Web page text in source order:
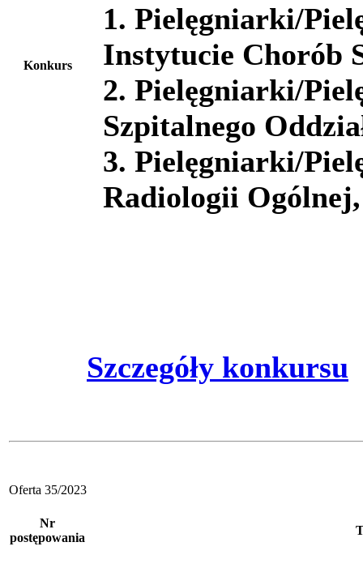
Konkurs
1. Pielęgniarki/
Instytucie Chorób
2. Pielęgniarki/
Szpitalnego
3. Pielęgniarki/
Radiologii
Szczegóły konkursu
Oferta 35/2023
Nr
postępowania